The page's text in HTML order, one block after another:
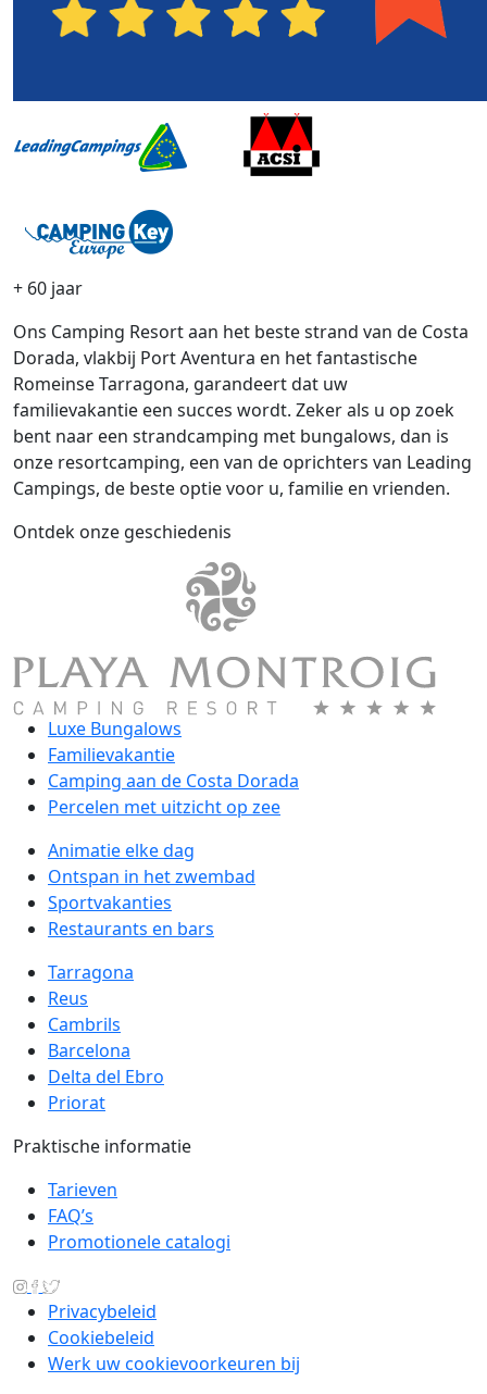
+ 60 jaar
Ons Camping Resort aan het beste strand van de Costa
Dorada, vlakbij Port Aventura en het fantastische
Romeinse Tarragona, garandeert dat uw
familievakantie een succes wordt. Zeker als u op zoek
bent naar een strandcamping met bungalows, dan is
onze resortcamping, een van de oprichters van Leading
Campings, de beste optie voor u, familie en vrienden.
Ontdek onze geschiedenis
Luxe Bungalows
Familievakantie
Camping aan de Costa Dorada
Percelen met uitzicht op zee
Animatie elke dag
Ontspan in het zwembad
Sportvakanties
Restaurants en bars
Tarragona
Reus
Cambrils
Barcelona
Delta del Ebro
Priorat
Praktische informatie
Tarieven
FAQ’s
Promotionele catalogi
Privacybeleid
Cookiebeleid
Werk uw cookievoorkeuren bij